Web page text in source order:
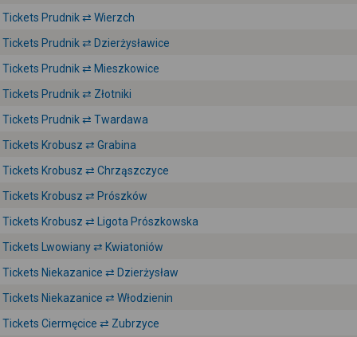
Tickets Prudnik ⇄ Wierzch
Tickets Prudnik ⇄ Dzierżysławice
Tickets Prudnik ⇄ Mieszkowice
Tickets Prudnik ⇄ Złotniki
Tickets Prudnik ⇄ Twardawa
Tickets Krobusz ⇄ Grabina
Tickets Krobusz ⇄ Chrząszczyce
Tickets Krobusz ⇄ Prószków
Tickets Krobusz ⇄ Ligota Prószkowska
Tickets Lwowiany ⇄ Kwiatoniów
Tickets Niekazanice ⇄ Dzierżysław
Tickets Niekazanice ⇄ Włodzienin
Tickets Ciermęcice ⇄ Zubrzyce